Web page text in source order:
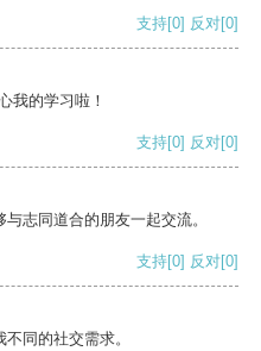
支持[0] 反对[0]
我的学习啦！
支持[0] 反对[0]
志同道合的朋友一起交流。
支持[0] 反对[0]
同的社交需求。